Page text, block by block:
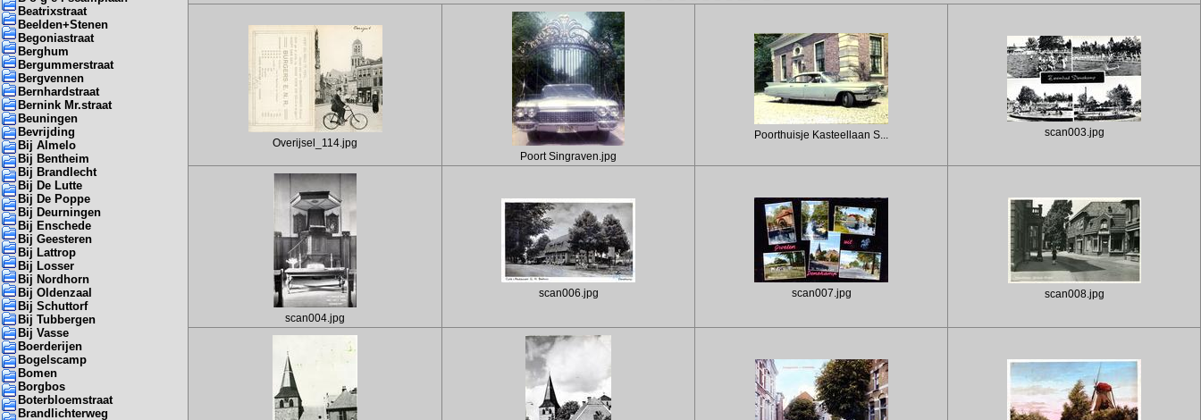
Beatrixstraat
Beelden+Stenen
Begoniastraat
Berghum
Bergummerstraat
Bergvennen
Bernhardstraat
Bernink Mr.straat
Beuningen
Bevrijding
Bij Almelo
Bij Bentheim
Bij Brandlecht
Bij De Lutte
Bij De Poppe
Bij Deurningen
Bij Enschede
Bij Geesteren
Bij Lattrop
Bij Losser
Bij Nordhorn
Bij Oldenzaal
Bij Schuttorf
Bij Tubbergen
Bij Vasse
Boerderijen
Bogelscamp
Bomen
Borgbos
Boterbloemstraat
Brandlichterweg
Overijsel_114.jpg
Poort Singraven.jpg
Poorthuisje Kasteellaan S... scan003.jpg
scan004.jpg
scan006.jpg scan007.jpg scan008.jpg